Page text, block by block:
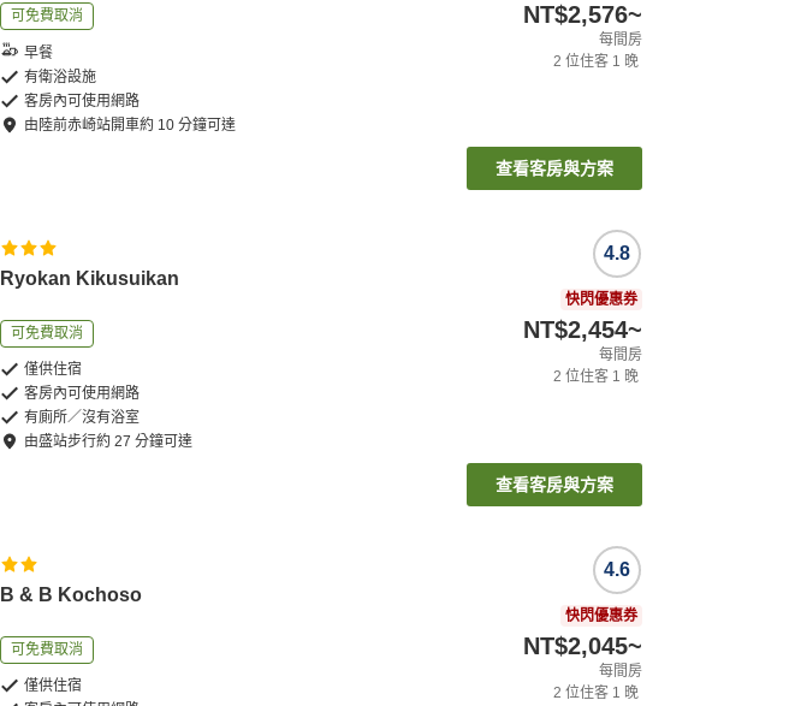
可免費取消
早餐
有衛浴設施
客房內可使用網路
由 陸前赤崎站開車約 10 分鐘可達
NT$2,576~
每間房
2 位住客 1 晚
查看客房與方案
Ryokan Kikusuikan
可免費取消
僅供住宿
客房內可使用網路
有廁所／沒有浴室
由盛站步行約27 分鐘可達
4.8
快閃優惠券
NT$2,454~
每間房
2 位住客 1 晚
查看客房與方案
B & B Kochoso
可免費取消
僅供住宿
4.6
快閃優惠券
NT$2,045~
每間房
2 位住客 1 晚